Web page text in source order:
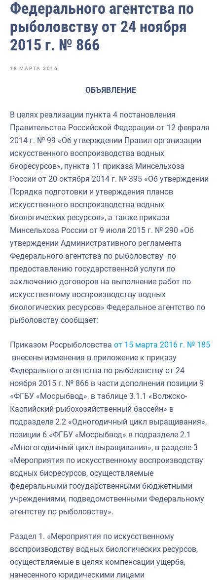
Отраслевые СМИ
Выставки и конференции
Научно-практическая литература
Большая африканская экспедиция
Укрепление духовно-нравственных ценностей
События в России и мире
Федерального агентства по
рыболовству от 24 ноября
2015 г. № 866
18 МАРТА 2016
ОБЪЯВЛЕНИЕ
В целях реализации пункта 4 постановления
Правительства Российской Федерации от 12 февраля
2014 г. № 99 «Об утверждении Правил организации
искусственного воспроизводства водных
биоресурсов», пункта 11 приказа Минсельхоза
России от 20 октября 2014 г. № 395 «Об утверждении
Порядка подготовки и утверждения планов
искусственного воспроизводства водных
биологических ресурсов», а также приказа
Минсельхоза России от 9 июля 2015 г. № 290 «Об
утверждении Административного регламента
Федерального агентства по рыболовству по
предоставлению государственной услуги по
заключению договоров на выполнение работ по
искусственному воспроизводству водных
биологических ресурсов» Федеральное агентство по
рыболовству сообщает:
Приказом Росрыболовства от 15 марта 2016 г. № 185
внесены изменения в приложение к приказу
Федерального агентства по рыболовству от 24
ноября 2015 г. № 866 в части дополнения позиции 9
«ФГБУ «Мосрыбвод», в таблице 3.1.1 «Волжско-
Каспийский рыбохозяйственный бассейн» в
подразделе 2.2 «Одногодичный цикл выращивания»,
позиции 6 «ФГБУ «Мосрыбвод» в подразделе 2.1
«Многогодичный цикл выращивания», в разделе 3
«Мероприятия по искусственному воспроизводству
водных биоресурсов, осуществляемые
федеральными государственными бюджетными
учреждениями, подведомственными Федеральному
агентству по рыболовству».
Раздел 1. «Мероприятия по искусственному
воспроизводству водных биологических ресурсов,
осуществляемые в целях компенсации ущерба,
нанесенного юридическими лицами